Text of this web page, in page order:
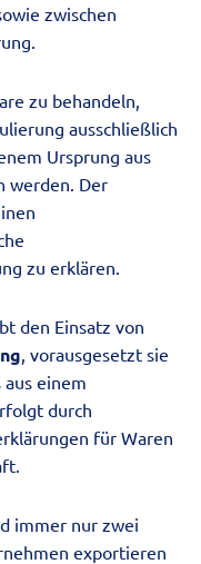
zwischen
zu behandeln,
ausschließlich
Ursprung aus
werden. Der
zu erklären.
den Einsatz von
, vorausgesetzt sie
einem
durch
für Waren
immer nur zwei
exportieren